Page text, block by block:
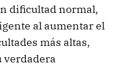
dificultad normal,
al aumentar el
más altas,
verdadera